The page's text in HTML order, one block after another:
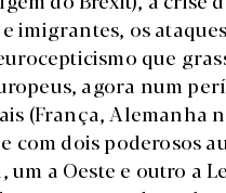
imigrantes, os ataques
que
agora num
(França, Alemanha
com dois poderosos
um a Oeste e outro a